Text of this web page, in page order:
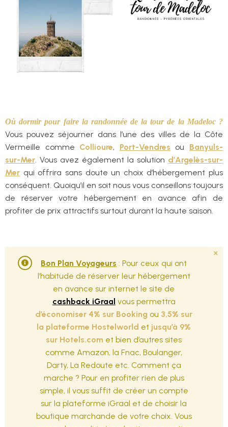
Où dormir pour faire la randonnée de la tour de la Madeloc ?
Vous pouvez séjourner dans l’une des villes de la Côte
Vermeille comme Collioure, Port-Vendres ou Banyuls-
sur-Mer. Vous avez également la solution d’Argelès-sur-
Mer qui offrira sans doute un choix d’hébergement plus
conséquent. Quoiqu’il en soit nous vous conseillons toujours
de réserver votre hébergement en avance afin de
profiter de prix attractifs surtout durant la haute saison.
Bon Plan Voyageurs : Pour ceux qui ont
l’habitude de réserver leur hébergement
en avance sur internet le site de
cashback iGraal vous permettra
d’économiser 4% sur Booking ou 3,5% sur
la plateforme Hostelworld et jusqu’à 9%
sur Hotels.com et bien d’autres sites
comme Amazon, la Fnac, Boulanger,
Darty, La Redoute etc. Comment ça
marche ? Pour en profiter rien de plus
simple, il vous suffit de créer un compte
sur la plateforme iGraal et de choisir la
boutique marchande de votre choix. Vous